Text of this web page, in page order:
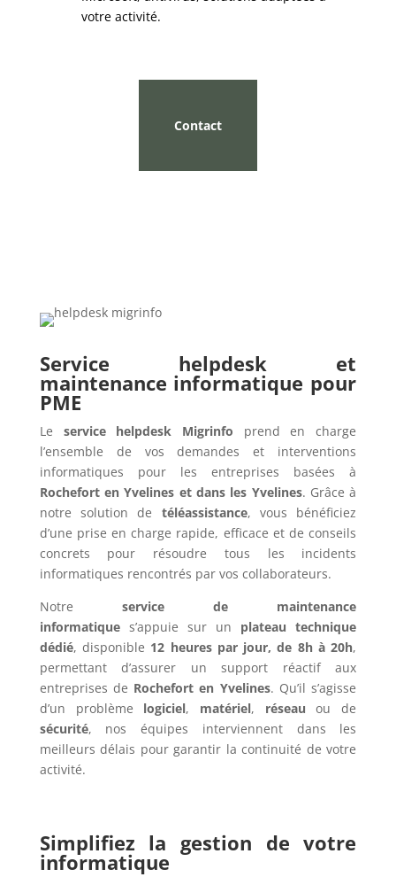
votre activité.
Contact
Service helpdesk et
maintenance informatique pour
PME
Le service helpdesk Migrinfo prend en charge
l’ensemble de vos demandes et interventions
informatiques pour les entreprises basées à
Rochefort en Yvelines et dans les Yvelines. Grâce à
notre solution de téléassistance, vous bénéficiez
d’une prise en charge rapide, efficace et de conseils
concrets pour résoudre tous les incidents
informatiques rencontrés par vos collaborateurs.
Notre service de maintenance
informatiques’appuie sur un plateau technique
dédié, disponible 12 heures par jour, de 8h à 20h,
permettant d’assurer un support réactif aux
entreprises de Rochefort en Yvelines. Qu’il s’agisse
d’un problème logiciel, matériel, réseau ou de
sécurité, nos équipes interviennent dans les
meilleurs délais pour garantir la continuité de votre
activité.
Simplifiez la gestion de votre
informatique